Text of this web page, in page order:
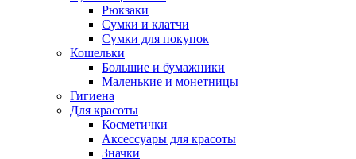
Рюкзаки
Сумки и клатчи
Сумки для покупок
Кошельки
Большие и бумажники
Маленькие и монетницы
Гигиена
Для красоты
Косметички
Аксессуары для красоты
Значки